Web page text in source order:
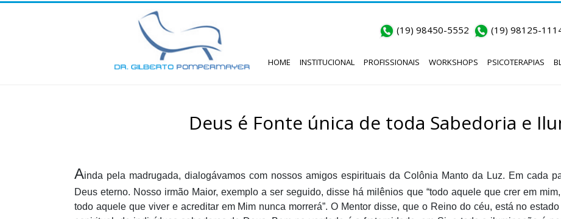
(19) 98450-5552 (19) 98125-
HOME INSTITUCIONAL PROFISSIONAIS WORKSHOPS PSICOTERAPIAS
Deus é Fonte única de toda Sabedoria e
Ainda pela madrugada, dialogávamos com nossos amigos espirituais da Colônia Manto da Luz. Em cada
Deus eterno. Nosso irmão Maior, exemplo a ser seguido, disse há milênios que “todo aquele que crer em
todo aquele que viver e acreditar em Mim nunca morrerá”. O Mentor disse, que o Reino do céu, está no